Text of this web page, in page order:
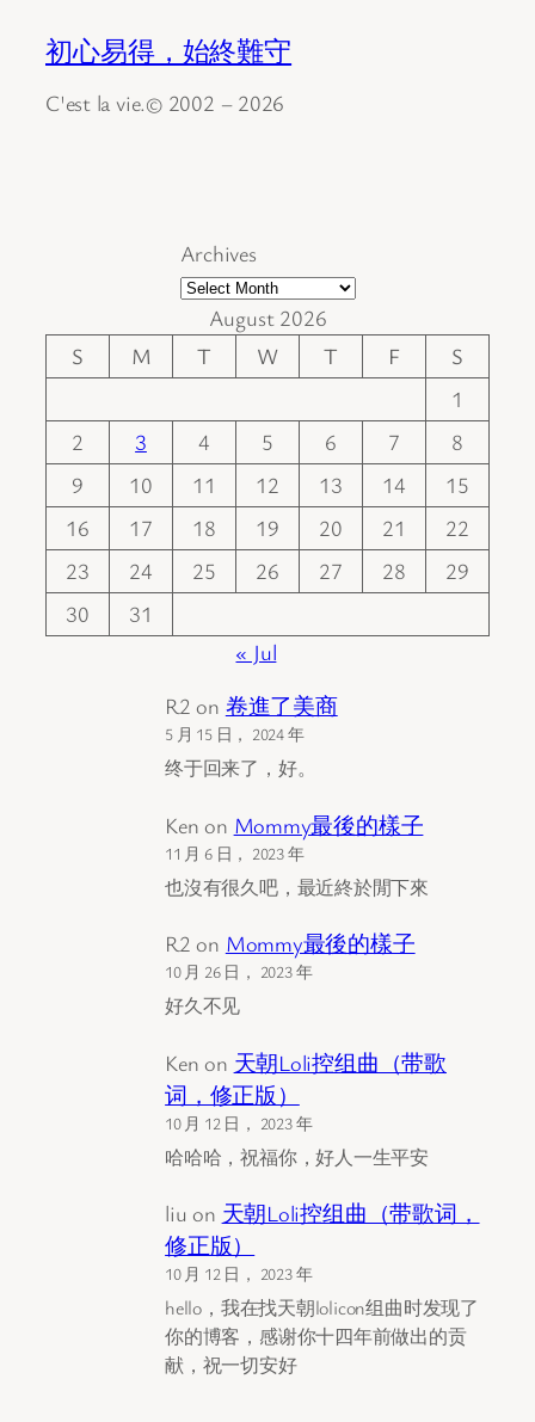
初心易得，始終難守
C'est la vie.© 2002 – 2026
Archives
August 2026
S
M T W T F
S
1
2
3 4 5 6 7
8
9
10 11 12 13 14
15
16
17 18 19 20 21
22
23
24 25 26 27 28
29
30
31
« Jul
R2 on 卷進了美商
5 月 15 日， 2024 年
终于回来了，好。
Ken on Mommy最後的樣子
11 月 6 日， 2023 年
也沒有很久吧，最近終於閒下來
R2 on Mommy最後的樣子
10 月 26 日， 2023 年
好久不见
Ken on 天朝Loli控组曲（带歌
词，修正版）
10 月 12 日， 2023 年
哈哈哈，祝福你，好人一生平安
liu on 天朝Loli控组曲（带歌词，
修正版）
10 月 12 日， 2023 年
hello，我在找天朝lolicon组曲时发现了
你的博客，感谢你十四年前做出的贡
献，祝一切安好